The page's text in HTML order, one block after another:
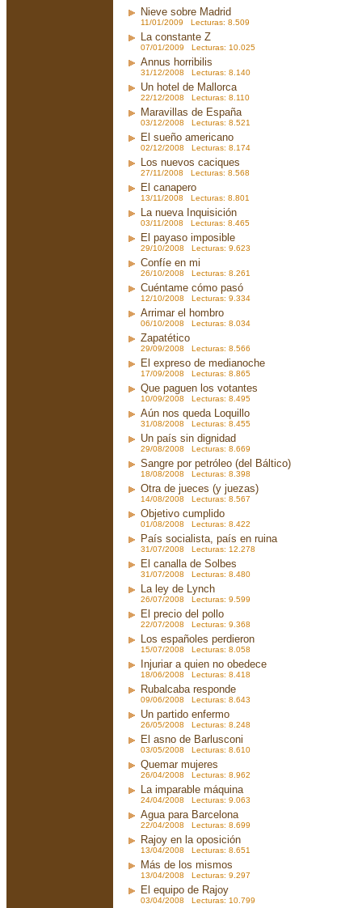
Nieve sobre Madrid
11/01/2009 Lecturas: 8.509
La constante Z
07/01/2009 Lecturas: 10.025
Annus horribilis
31/12/2008 Lecturas: 8.140
Un hotel de Mallorca
22/12/2008 Lecturas: 8.110
Maravillas de España
03/12/2008 Lecturas: 8.521
El sueño americano
02/12/2008 Lecturas: 8.174
Los nuevos caciques
27/11/2008 Lecturas: 8.568
El canapero
13/11/2008 Lecturas: 8.801
La nueva Inquisición
03/11/2008 Lecturas: 8.465
El payaso imposible
29/10/2008 Lecturas: 9.623
Confíe en mi
26/10/2008 Lecturas: 8.261
Cuéntame cómo pasó
12/10/2008 Lecturas: 9.334
Arrimar el hombro
06/10/2008 Lecturas: 8.034
Zapatético
29/09/2008 Lecturas: 8.566
El expreso de medianoche
17/09/2008 Lecturas: 8.865
Que paguen los votantes
10/09/2008 Lecturas: 8.495
Aún nos queda Loquillo
31/08/2008 Lecturas: 8.455
Un país sin dignidad
29/08/2008 Lecturas: 8.669
Sangre por petróleo (del Báltico)
18/08/2008 Lecturas: 8.398
Otra de jueces (y juezas)
14/08/2008 Lecturas: 8.567
Objetivo cumplido
01/08/2008 Lecturas: 8.422
País socialista, país en ruina
31/07/2008 Lecturas: 12.278
El canalla de Solbes
31/07/2008 Lecturas: 8.480
La ley de Lynch
26/07/2008 Lecturas: 9.599
El precio del pollo
22/07/2008 Lecturas: 9.368
Los españoles perdieron
15/07/2008 Lecturas: 8.058
Injuriar a quien no obedece
18/06/2008 Lecturas: 8.418
Rubalcaba responde
09/06/2008 Lecturas: 8.643
Un partido enfermo
26/05/2008 Lecturas: 8.248
El asno de Barlusconi
03/05/2008 Lecturas: 8.610
Quemar mujeres
26/04/2008 Lecturas: 8.962
La imparable máquina
24/04/2008 Lecturas: 9.063
Agua para Barcelona
22/04/2008 Lecturas: 8.699
Rajoy en la oposición
13/04/2008 Lecturas: 8.651
Más de los mismos
13/04/2008 Lecturas: 9.297
El equipo de Rajoy
03/04/2008 Lecturas: 10.799